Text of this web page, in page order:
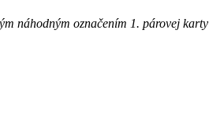
náhodným označením 1. párovej karty